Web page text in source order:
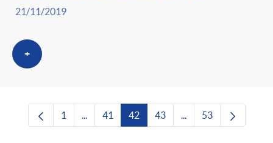
21/11/2019
+
Página
1 ...Páginas intermedias Use TAB para
Página
41 Página
42 Página
43 ...Páginas intermedias
Página
53